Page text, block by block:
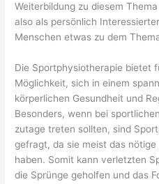
Weiterbildung zu diesem
also als persönlich
Menschen etwas zu dem
Die Sportphysiotherapie bietet
Möglichkeit, sich in einem
körperlichen Gesundheit und
Besonders, wenn bei
zutage treten sollten, sind
gefragt, da sie meist das
haben. Somit kann verletzten
die Sprünge geholfen und das